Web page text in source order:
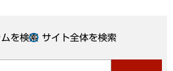
を検索 サイト全体を検索